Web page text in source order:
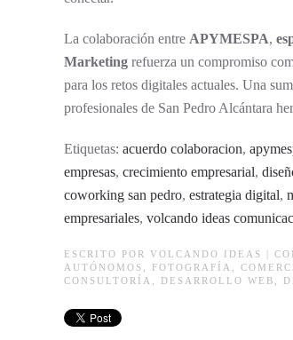
La colaboración entre APYMESPA,
Marketing refuerza un compromiso
para los retos digitales actuales. Una
profesionales de San Pedro Alcántara
Etiquetas: acuerdo colaboracion,
empresas, crecimiento empresarial,
coworking san pedro, estrategia digital,
empresariales, volcando ideas
ESCRITO POR VOLCANDO IDEAS |
AUTÓNOMOS
FOTOGRAFÍA
CONSULTORÍA
DESARROLLO WEB